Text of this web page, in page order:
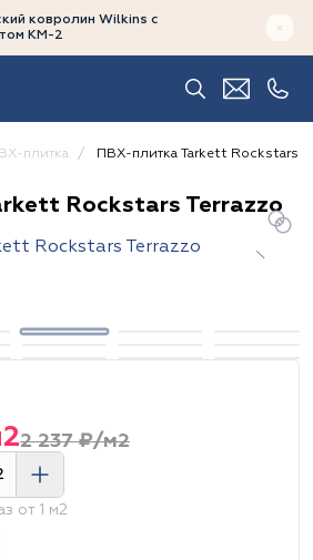
ковролин Wilkins с
КМ-2
плитка ПВХ-плитка Tarkett Rockstars
Rockstars Terrazzo
2 237 ₽/м2
от 1 м2